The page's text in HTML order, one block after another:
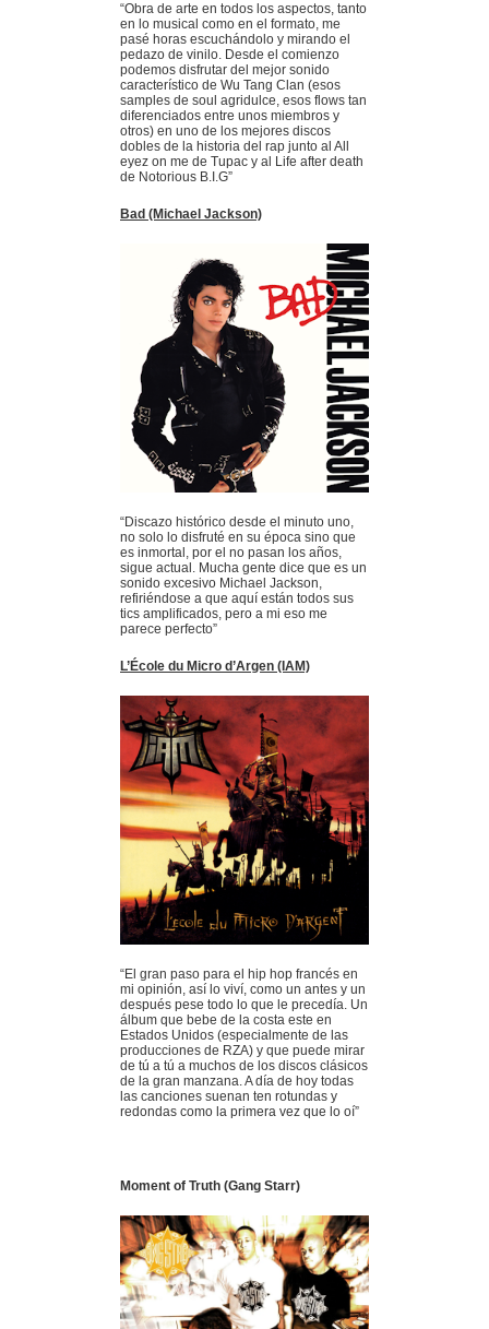
“Obra de arte en todos los aspectos, tanto
en lo musical como en el formato, me
pasé horas escuchándolo y mirando el
pedazo de vinilo. Desde el comienzo
podemos disfrutar del mejor sonido
característico de Wu Tang Clan (esos
samples de soul agridulce, esos flows tan
diferenciados entre unos miembros y
otros) en uno de los mejores discos
dobles de la historia del rap junto al All
eyez on me de Tupac y al Life after death
de Notorious B.I.G”
Bad (Michael Jackson)
“Discazo histórico desde el minuto uno,
no solo lo disfruté en su época sino que
es inmortal, por el no pasan los años,
sigue actual. Mucha gente dice que es un
sonido excesivo Michael Jackson,
refiriéndose a que aquí están todos sus
tics amplificados, pero a mi eso me
parece perfecto”
L’École du Micro d’Argen (IAM)
“El gran paso para el hip hop francés en
mi opinión, así lo viví, como un antes y un
después pese todo lo que le precedía. Un
álbum que bebe de la costa este en
Estados Unidos (especialmente de las
producciones de RZA) y que puede mirar
de tú a tú a muchos de los discos clásicos
de la gran manzana. A día de hoy todas
las canciones suenan ten rotundas y
redondas como la primera vez que lo oí”
Moment of Truth (Gang Starr)